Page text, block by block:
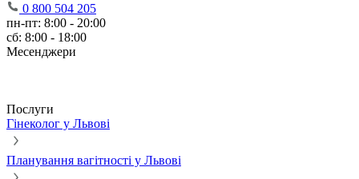
0 800 504 205
пн-пт: 8:00 - 20:00
сб: 8:00 - 18:00
Месенджери
Послуги
Гінеколог у Львові
Планування вагітності у Львові